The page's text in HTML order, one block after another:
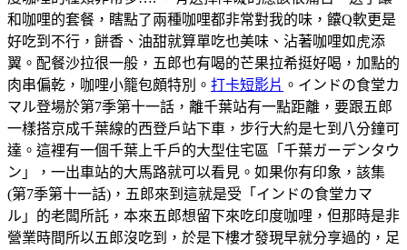
和咖哩的套餐，瞎點了兩種咖哩都非常對我的味，饢Q軟更是
好吃到不行，餅香、油甜就算單吃也美味、沾著咖哩如虎添
翼。配餐沙拉很一般，五郎也有喝的芒果拉希挺好喝，加點的
肉串偏乾，咖哩小籠包頗特別。 打卡短影片 。インドの食堂カ
マル登場於第7季第十一話，離千葉站有一點距離，要跟五郎
一樣搭京成千葉線的西登戶站下車，步行大約是七到八分鐘可
達。這裡有一個千葉上千戶的大型住宅區「千葉ガーデンタウ
ン」，一出車站的大馬路就可以看見。如果你有印象，該集
(第7季第十一話)，五郎來到這就是受「インドの食堂カマ
ル」的老闆所託，本來五郎想留下來吃印度咖哩，但那時是非
營業時間所以五郎沒吃到，於是下樓才發現早就分享過的，足